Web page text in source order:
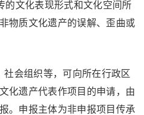
的文化表现形式和文化空间所
物质文化遗产的误解、歪曲或
会组织等，可向所在行政区
化遗产代表作项目的申请，由
。申报主体为非申报项目传承